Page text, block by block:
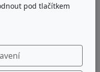
S2.1217-03K
pod tlačítkem